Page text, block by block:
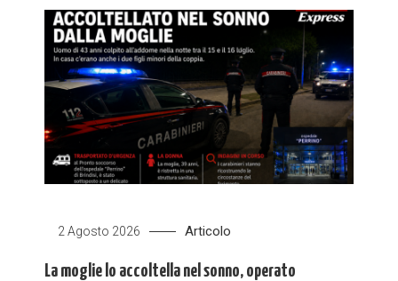
2 Agosto 2026 Articolo
La moglie lo accoltella nel sonno, operato